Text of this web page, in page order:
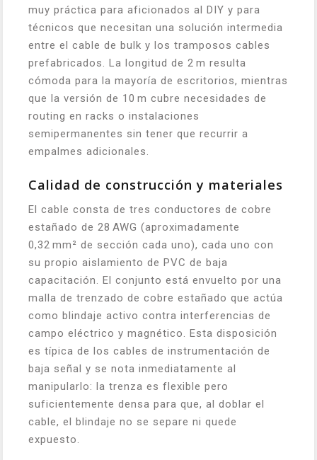
muy práctica para aficionados al DIY y para
técnicos que necesitan una solución intermedia
entre el cable de bulk y los tramposos cables
prefabricados. La longitud de 2 m resulta
cómoda para la mayoría de escritorios, mientras
que la versión de 10 m cubre necesidades de
routing en racks o instalaciones
semipermanentes sin tener que recurrir a
empalmes adicionales.
Calidad de construcción y materiales
El cable consta de tres conductores de cobre
estañado de 28 AWG (aproximadamente
0,32 mm² de sección cada uno), cada uno con
su propio aislamiento de PVC de baja
capacitación. El conjunto está envuelto por una
malla de trenzado de cobre estañado que actúa
como blindaje activo contra interferencias de
campo eléctrico y magnético. Esta disposición
es típica de los cables de instrumentación de
baja señal y se nota inmediatamente al
manipularlo: la trenza es flexible pero
suficientemente densa para que, al doblar el
cable, el blindaje no se separe ni quede
expuesto.